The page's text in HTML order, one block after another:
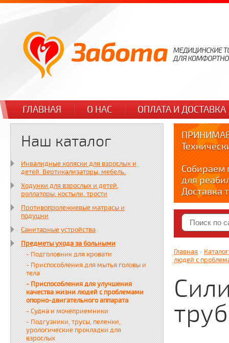
ГЛАВНАЯ О НАС ОПЛАТА И ДОСТАВКА
Наш каталог
Инвалидные коляски для взрослых и
детей. Вертикализаторы, мебель.
Ходунки для взрослых и детей,
роллаторы, костыли, трости
Противопролежневые матрасы и
подушки
Санитарные устройства
Предметы ухода за больными
- Подголовник для кровати
- Приспособления для мытья головы и
тела
- Приспособления для улучшения
качества жизни людей с проблемами
опорно-двигательного аппарата
- Судна и мочеприемники
- Подгузники, трусы, пеленки,
урологические прокладки для
взрослых
Собираем
для
Доставка
по тел.
Краткие
Яндекс.
zabota16.ru
Всегда на
Главная » Каталог
людей с